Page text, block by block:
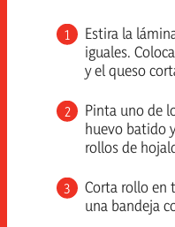
Estira la
iguales.
y el queso
Pinta uno de
huevo batido
rollos de
Corta rollo en
una bandeja